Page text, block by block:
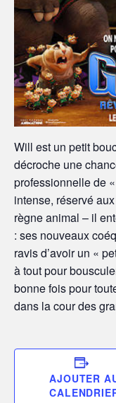
Will est un petit
décroche une
professionnelle de
intense, réservé
règne animal – il
: ses nouveaux
ravis d’avoir un «
à tout pour
bonne fois pour
dans la cour des
AJOUTER